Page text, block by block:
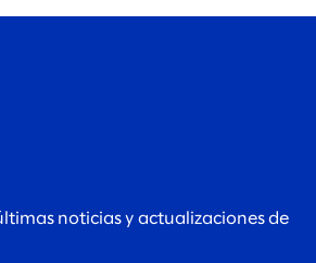
noticias y actualizaciones de